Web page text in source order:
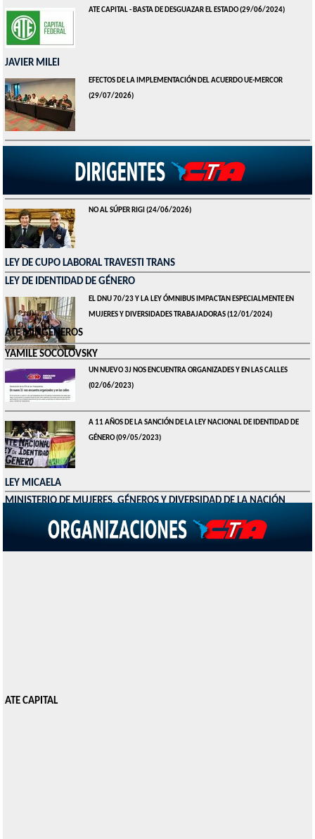
ATE CAPITAL - BASTA DE DESGUAZAR EL ESTADO(29/06/2024)
JAVIER MILEI
EFECTOS DE LA IMPLEMENTACIÓN DEL ACUERDO UE-MERCOR
(29/07/2026)
NO AL SÚPER RIGI(24/06/2026)
LEY DE CUPO LABORAL TRAVESTI TRANS
LEY DE IDENTIDAD DE GÉNERO
EL DNU 70/23 Y LA LEY ÓMNIBUS IMPACTAN ESPECIALMENTE EN
MUJERES Y DIVERSIDADES TRABAJADORAS(12/01/2024)
UN NUEVO 3J NOS ENCUENTRA ORGANIZADES Y EN LAS CALLES
(02/06/2023)
A 11 AÑOS DE LA SANCIÓN DE LA LEY NACIONAL DE IDENTIDAD DE
GÉNERO(09/05/2023)
LEY MICAELA
MINISTERIO DE MUJERES, GÉNEROS Y DIVERSIDAD DE LA NACIÓN
ATE MINGÉNEROS
YAMILE SOCOLOVSKY
ATE CAPITAL